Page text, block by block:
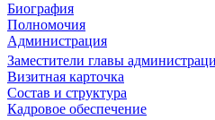
Биография
Полномочия
Администрация
Заместители главы
Визитная карточка
Состав и структура
Кадровое обеспечение